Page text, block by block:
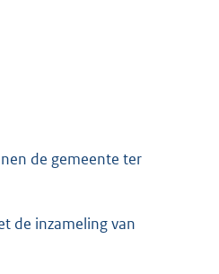
de gemeente ter
de inzameling van